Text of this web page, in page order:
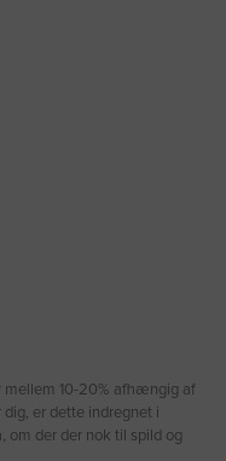
mellem 10-20% afhængig af
er dette indregnet i
der der nok til spild og